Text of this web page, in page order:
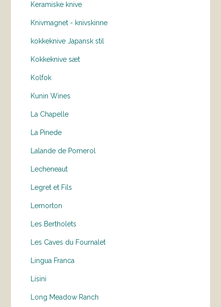
Keramiske knive
Knivmagnet - knivskinne
kokkeknive Japansk stil
Kokkeknive sæt
Kolfok
Kunin Wines
La Chapelle
La Pinede
Lalande de Pomerol
Lecheneaut
Legret et Fils
Lemorton
Les Bertholets
Les Caves du Fournalet
Lingua Franca
Lisini
Long Meadow Ranch